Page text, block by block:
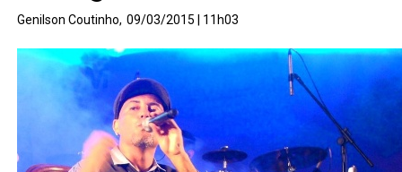
Genilson Coutinho, 09/03/2015 | 11h03